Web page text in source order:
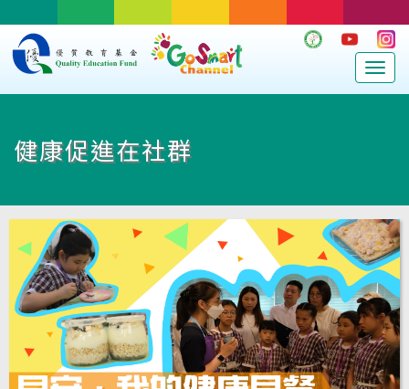
健康促進在社群